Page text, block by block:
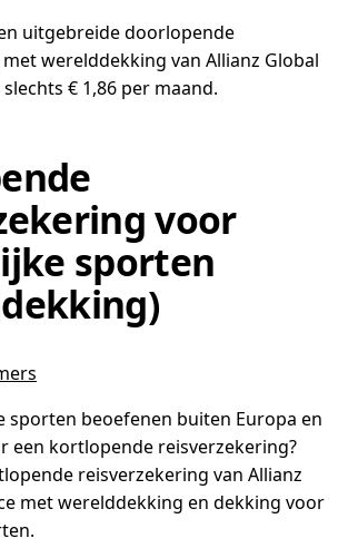
uitgebreide doorlopende
werelddekking van Allianz Global
€ 1,86 per maand.
voor
sporten
sporten beoefenen buiten Europa en
een kortlopende reisverzekering?
reisverzekering van Allianz
met werelddekking en dekking voor